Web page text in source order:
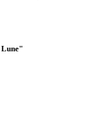
Lune"